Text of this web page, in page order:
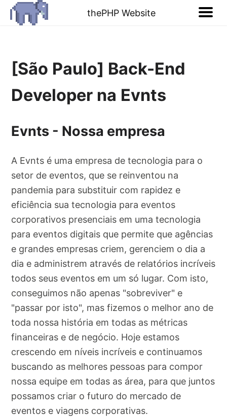
thePHP Website
[São Paulo] Back-End
Developer na Evnts
Evnts - Nossa empresa
A Evnts é uma empresa de tecnologia para o
setor de eventos, que se reinventou na
pandemia para substituir com rapidez e
eficiência sua tecnologia para eventos
corporativos presenciais em uma tecnologia
para eventos digitais que permite que agências
e grandes empresas criem, gerenciem o dia a
dia e administrem através de relatórios incríveis
todos seus eventos em um só lugar. Com isto,
conseguimos não apenas "sobreviver" e
"passar por isto", mas fizemos o melhor ano de
toda nossa história em todas as métricas
financeiras e de negócio. Hoje estamos
crescendo em níveis incríveis e continuamos
buscando as melhores pessoas para compor
nossa equipe em todas as área, para que juntos
possamos criar o futuro do mercado de
eventos e viagens corporativas.